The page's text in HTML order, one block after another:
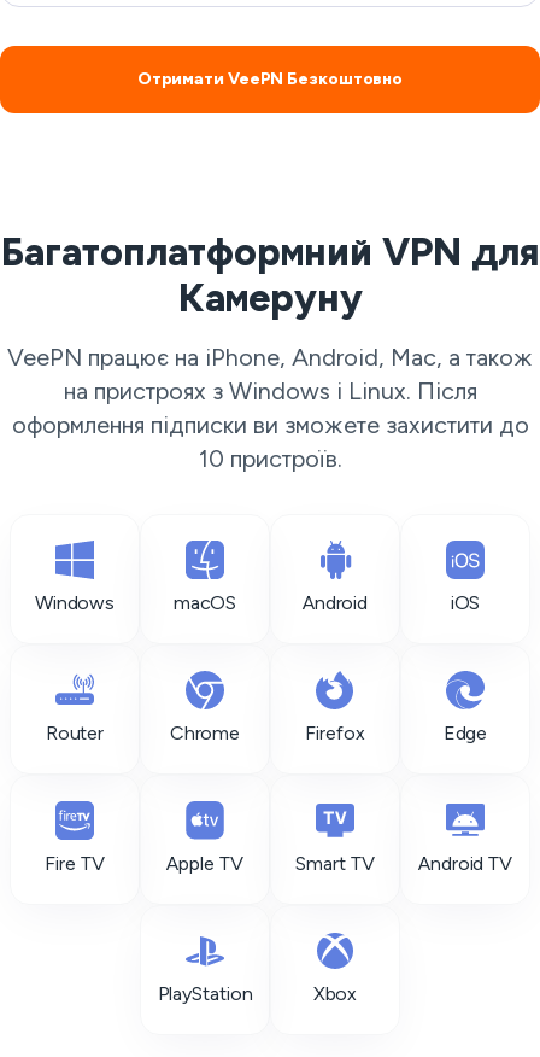
Отримати VeePN Безкоштовно
Багатоплатформний VPN для
Камеруну
VeePN працює на iPhone, Android, Mac, а також
на пристроях з Windows і Linux. Після
оформлення підписки ви зможете захистити до
10 пристроїв.
Windows macOS Android iOS
Router Chrome Firefox Edge
Fire TV Apple TV Smart TV Android TV
PlayStation Xbox